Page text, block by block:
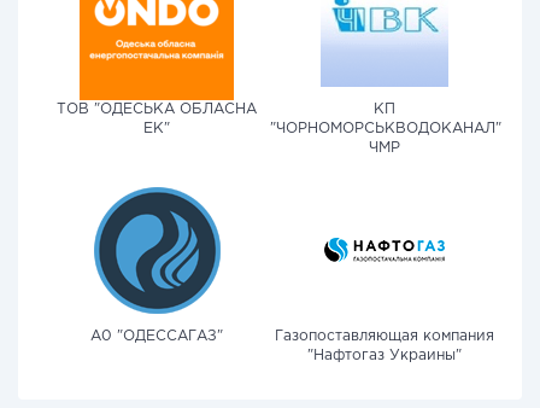
ТОВ "ОДЕСЬКА ОБЛАСНА
ЕК"
КП
"ЧОРНОМОРСЬКВОДОКАНАЛ"
ЧМР
А0 "ОДЕССАГАЗ"
Газопоставляющая компания
"Нафтогаз Украины"